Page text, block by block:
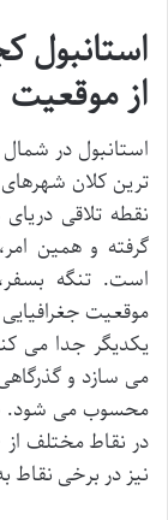
از موقعیت
استانبول در
ترین کلان
نقطه تلاقی
گرفته و همین
است. تنگه
موقعیت جغرافیایی
یکدیگر جدا می
می سازد و
نیز در برخی نقاط به ۱۲۰ متر می